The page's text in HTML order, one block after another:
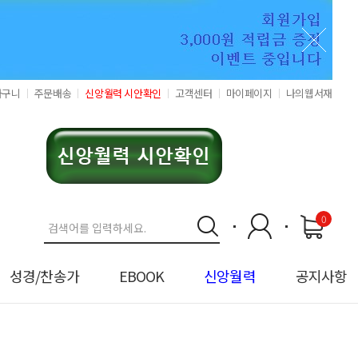
0
니 주문배송 신앙월력 시안확인 고객센터 마이페이지 나의웹서재
성경/찬송가 EBOOK 신앙월력 공지사항